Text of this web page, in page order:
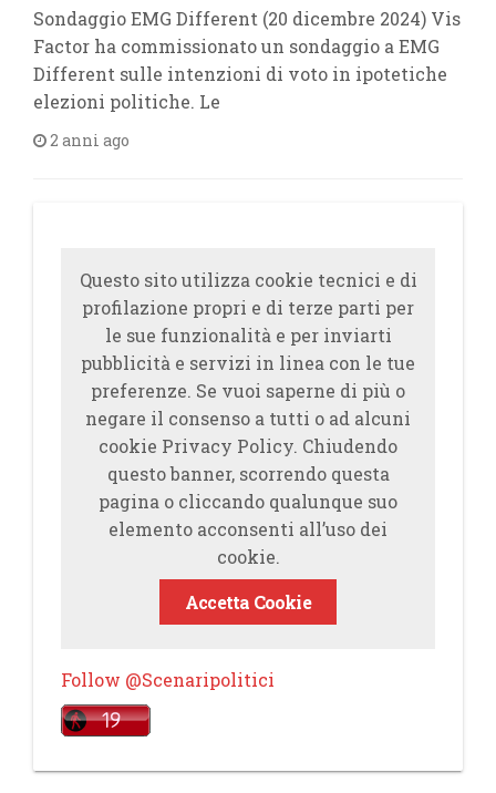
Sondaggio EMG Different (20 dicembre 2024) Vis
Factor ha commissionato un sondaggio a EMG
Different sulle intenzioni di voto in ipotetiche
elezioni politiche. Le
2 anni ago
Questo sito utilizza cookie tecnici e di
profilazione propri e di terze parti per
le sue funzionalità e per inviarti
pubblicità e servizi in linea con le tue
preferenze. Se vuoi saperne di più o
negare il consenso a tutti o ad alcuni
cookie Privacy Policy. Chiudendo
questo banner, scorrendo questa
pagina o cliccando qualunque suo
elemento acconsenti all’uso dei
cookie.
Accetta Cookie
Follow @Scenaripolitici